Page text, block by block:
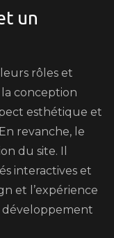
un
rôles et
conception
esthétique et
revanche, le
du site. Il
interactives et
et l’expérience
développement